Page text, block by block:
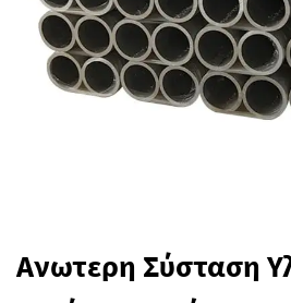
Ανωτερη Σύσταση